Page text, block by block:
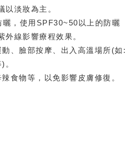
以淡妝為主。
曬，使用SPF30~50以上的防曬
外線影響療程效果。
、臉部按摩、出入高溫場所(如:
食物等，以免影響皮膚修復。